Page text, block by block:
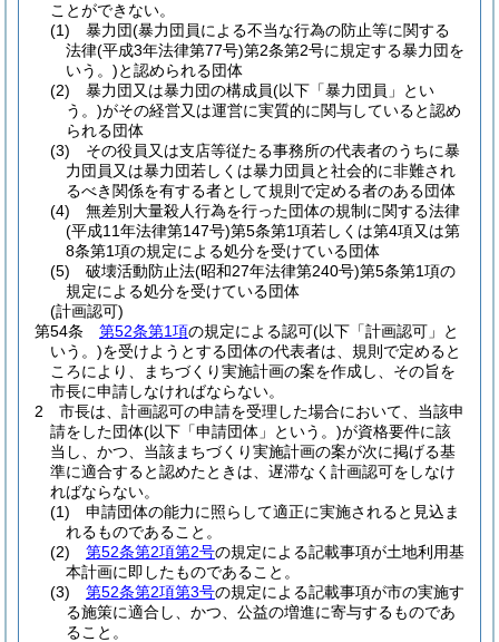
ことができない。
(1)
暴力団(暴力団員による不当な行為の防止等に関する
法律(平成3年法律第77号)第2条第2号に規定する暴力団を
いう。)と認められる団体
(2)
暴力団又は暴力団の構成員(以下「暴力団員」とい
う。)がその経営又は運営に実質的に関与していると認め
られる団体
(3)
その役員又は支店等従たる事務所の代表者のうちに暴
力団員又は暴力団若しくは暴力団員と社会的に非難され
るべき関係を有する者として規則で定める者のある団体
(4)
無差別大量殺人行為を行った団体の規制に関する法律
(平成11年法律第147号)第5条第1項若しくは第4項又は第
8条第1項の規定による処分を受けている団体
(5)
破壊活動防止法(昭和27年法律第240号)第5条第1項の
規定による処分を受けている団体
(計画認可)
第54条
第52条第1項の規定による認可(以下「計画認可」と
いう。)を受けようとする団体の代表者は、規則で定めると
ころにより、まちづくり実施計画の案を作成し、その旨を
市長に申請しなければならない。
2
市長は、計画認可の申請を受理した場合において、当該申
請をした団体(以下「申請団体」という。)が資格要件に該
当し、かつ、当該まちづくり実施計画の案が次に掲げる基
準に適合すると認めたときは、遅滞なく計画認可をしなけ
ればならない。
(1)
申請団体の能力に照らして適正に実施されると見込ま
れるものであること。
(2)
第52条第2項第2号の規定による記載事項が土地利用基
本計画に即したものであること。
(3)
第52条第2項第3号の規定による記載事項が市の実施す
る施策に適合し、かつ、公益の増進に寄与するものであ
ること。